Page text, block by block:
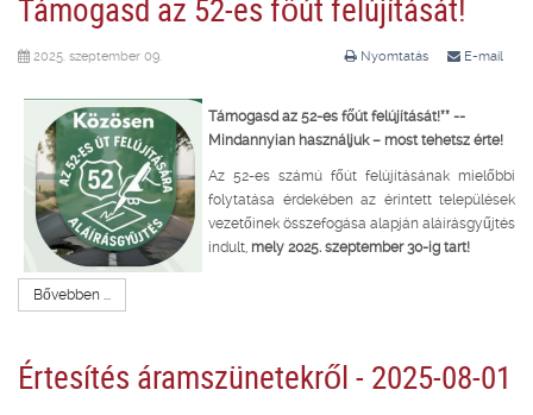
Nyomtatás E-mail
2025. szeptember 09.
Támogasd az 52-es főút felújítását!** --
Mindannyian használjuk – most tehetsz érte!
Az 52-es számú főút felújításának mielőbbi
folytatása érdekében az érintett települések
vezetőinek összefogása alapján aláírásgyűjtés
indult, mely 2025. szeptember 30-ig tart!
Bővebben ...
Értesítés áramszünetekről - 2025-08-01